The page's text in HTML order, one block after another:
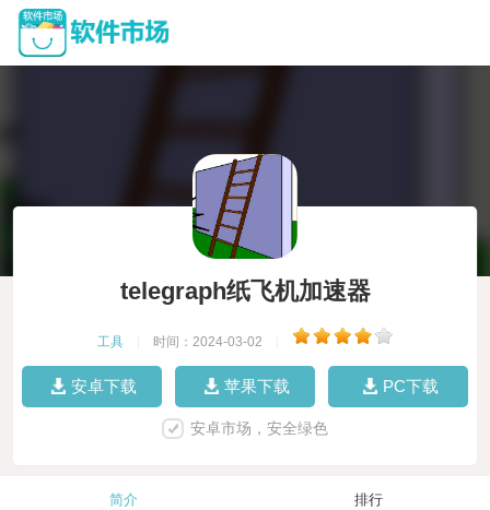
telegraph纸飞机加速器
工具 时间：2024-03-02
安卓下载 苹果下载 PC下载
安卓市场，安全绿色
简介 排行